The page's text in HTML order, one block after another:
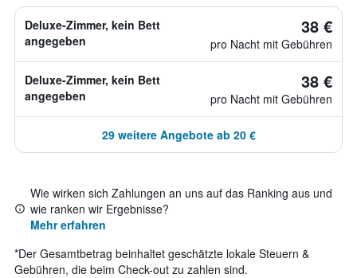
Deluxe-Zimmer, kein Bett
angegeben
38 €
pro Nacht mit Gebühren
Deluxe-Zimmer, kein Bett
angegeben
38 €
pro Nacht mit Gebühren
29 weitere Angebote ab 20 €
Wie wirken sich Zahlungen an uns auf das Ranking aus und
wie ranken wir Ergebnisse?
Mehr erfahren
*Der Gesamtbetrag beinhaltet geschätzte lokale Steuern &
Gebühren, die beim Check-out zu zahlen sind.